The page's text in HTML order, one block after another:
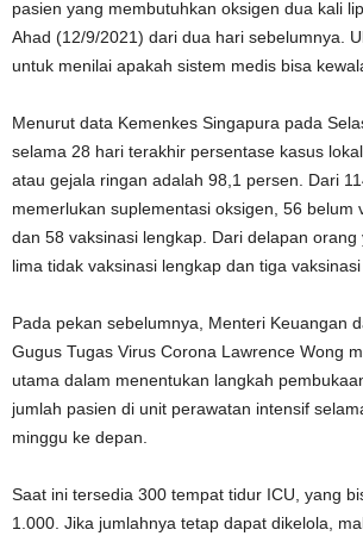
pasien yang membutuhkan oksigen dua kali
Ahad (12/9/2021) dari dua hari sebelumnya.
untuk menilai apakah sistem medis bisa
Menurut data Kemenkes Singapura pada
selama 28 hari terakhir persentase kasus
atau gejala ringan adalah 98,1 persen. Dari
memerlukan suplementasi oksigen, 56 belum
dan 58 vaksinasi lengkap. Dari delapan orang
lima tidak vaksinasi lengkap dan tiga vaksinasi
Pada pekan sebelumnya, Menteri Keuangan
Gugus Tugas Virus Corona Lawrence Wong
utama dalam menentukan langkah
jumlah pasien di unit perawatan intensif
minggu ke depan.
Saat ini tersedia 300 tempat tidur ICU, yang
1.000. Jika jumlahnya tetap dapat dikelola,